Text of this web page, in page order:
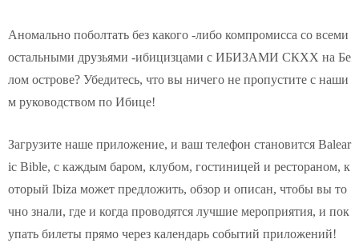
Аномально поболтать без какого -либо компромисса со всеми
остальными друзьями -ибицизцами с ИБИЗАМИ СКХХ на Бе
лом острове? Убедитесь, что вы ничего не пропустите с наши
м руководством по Ибице!
Загрузите наше приложение, и ваш телефон становится Balear
ic Bible, с каждым баром, клубом, гостиницей и рестораном, к
оторый Ibiza может предложить, обзор и описан, чтобы вы то
чно знали, где и когда проводятся лучшие мероприятия, и пок
упать билеты прямо через календарь событий приложений!